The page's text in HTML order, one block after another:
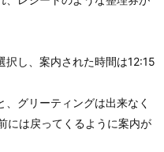
択し、案内された時間は12:15
、グリーティングは出来なく
には戻ってくるように案内が